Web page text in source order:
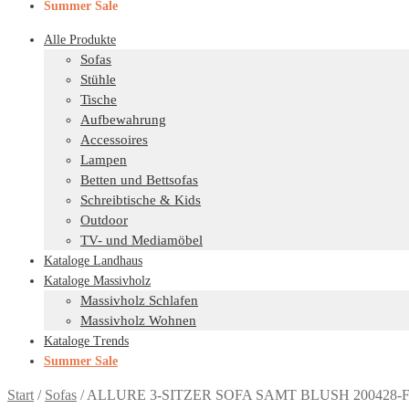
Summer Sale
Alle Produkte
Sofas
Stühle
Tische
Aufbewahrung
Accessoires
Lampen
Betten und Bettsofas
Schreibtische & Kids
Outdoor
TV- und Mediamöbel
Kataloge Landhaus
Kataloge Massivholz
Massivholz Schlafen
Massivholz Wohnen
Kataloge Trends
Summer Sale
Start / Sofas /ALLURE 3-SITZER SOFA SAMT BLUSH 200428-